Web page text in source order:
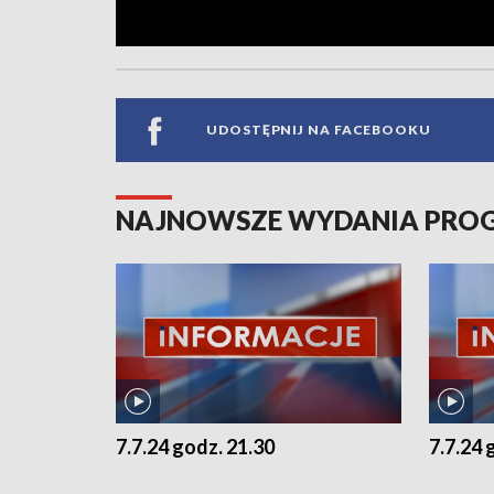
UDOSTĘPNIJ NA FACEBOOKU
NAJNOWSZE WYDANIA
7.7.24 godz. 21.30 7.7.24